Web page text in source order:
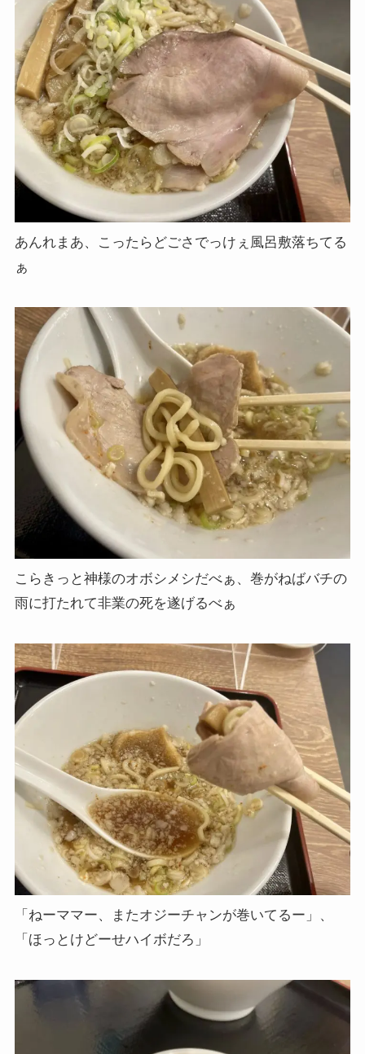
あんれまあ、こったらどごさでっけぇ風呂敷落ちてる
ぁ
こらきっと神様のオボシメシだべぁ、巻がねばバチの
雨に打たれて非業の死を遂げるべぁ
「ねーママー、またオジーチャンが巻いてるー」、
「ほっとけどーせハイボだろ」